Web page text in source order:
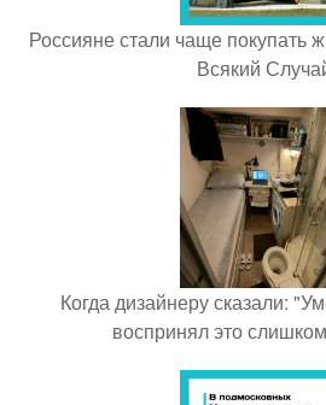
Россияне стали чаще покупать
Всякий
Когда дизайнеру сказали:
воспринял это